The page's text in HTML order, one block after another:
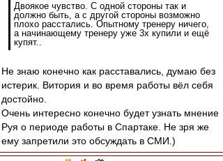
Двоякое чувство. С одной стороны так и
должно быть, а с другой стороны возможно
плохо расстались. Опытному тренеру ничего,
а начинающему тренеру уже 3х купили и ещё
купят..
Не знаю конечно как расставались, думаю без
истерик. Витория и во время работы вёл себя
достойно.
Очень интересно конечно будет узнать мнение
Руя о периоде работы в Спартаке. Не зря же
ему запретили это обсуждать в СМИ.)